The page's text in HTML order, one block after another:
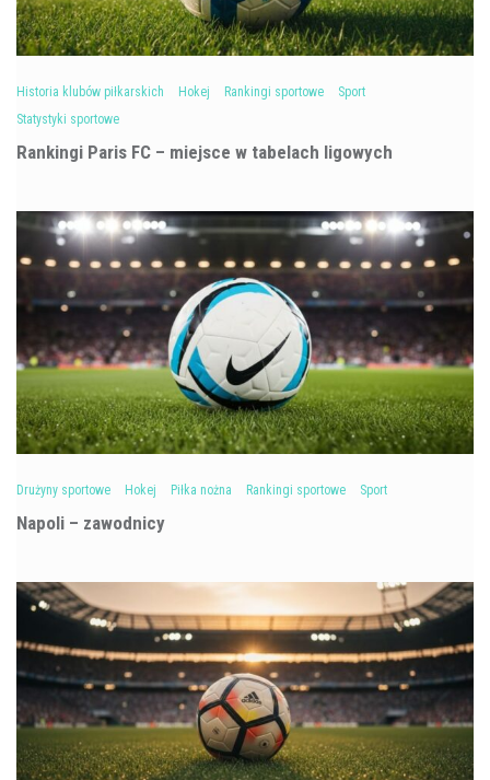
Historia klubów piłkarskich Hokej Rankingi sportowe
Sport
Statystyki sportowe
Rankingi Paris FC – miejsce w tabelach ligowych
Drużyny sportowe Hokej Piłka nożna Rankingi sportowe Sport
Napoli – zawodnicy